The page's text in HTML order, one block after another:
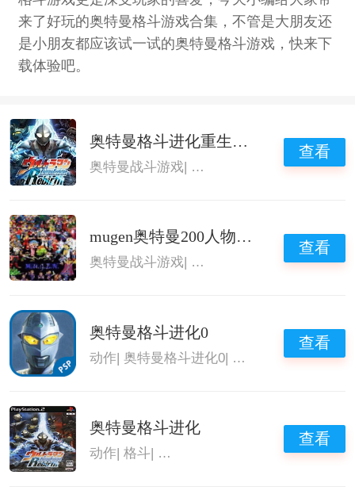
来了好玩的奥特曼格斗游戏合集，不管是大朋友还
是小朋友都应该试一试的奥特曼格斗游戏，快来下
载体验吧。
奥特曼格斗进化重生中文版
奥特曼战斗游戏| 奥特曼格斗游戏|奥特曼格
查看
mugen奥特曼200人物整合包手机版
奥特曼战斗游戏 奥特曼格斗游戏|奥特曼格
查看
奥特曼格斗进化0
动作|奥特曼格斗进化0| 奥特曼格斗游戏大全
查看
奥特曼格斗进化
动作 |格斗 奥特曼战斗游戏 奥特曼格斗游
查看